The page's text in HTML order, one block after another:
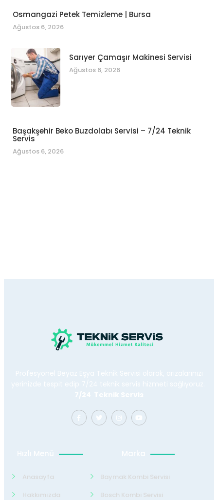
Osmangazi Petek Temizleme | Bursa
Ağustos 6, 2026
Sarıyer Çamaşır Makinesi Servisi
Ağustos 6, 2026
Başakşehir Beko Buzdolabı Servisi – 7/24 Teknik
Servis
Ağustos 6, 2026
Profesyonel Beyaz Eşya Teknik Servisi olarak, arızalarınızı
yerinizde tespit edip 7/24 teknik servis hizmeti sağlıyoruz.
7/24 Teknik Servis
Hızlı Menü
Anasayfa
Hakkımızda
Marka
Baymak Kombi Servisi
Bosch Kombi Servisi